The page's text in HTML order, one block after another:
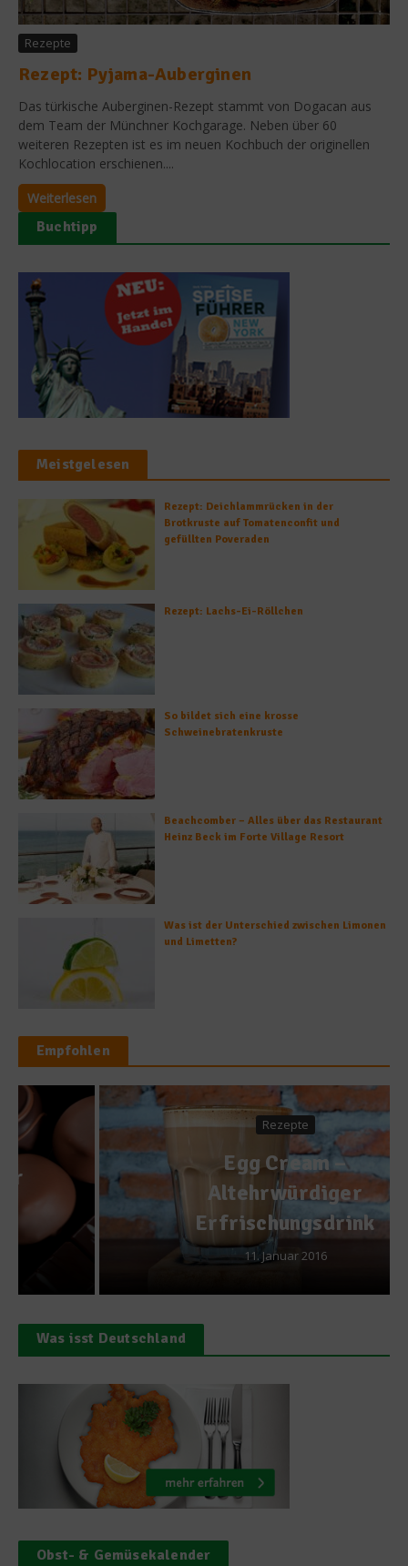
Rezepte
Rezept: Pyjama-Auberginen
Das türkische Auberginen-Rezept stammt von Dogacan aus
dem Team der Münchner Kochgarage. Neben über 60
weiteren Rezepten ist es im neuen Kochbuch der originellen
Kochlocation erschienen....
Weiterlesen
Buchtipp
Meistgelesen
Rezept: Deichlammrücken in der
Brotkruste auf Tomatenconfit und
gefüllten Poveraden
Rezept: Lachs-Ei-Röllchen
So bildet sich eine krosse
Schweinebratenkruste
Beachcomber – Alles über das Restaurant
Heinz Beck im Forte Village Resort
Was ist der Unterschied zwischen Limonen
und Limetten?
Empfohlen
Rezepte
Egg Cream –
Altehrwürdiger
Erfrischungsdrink
11. Januar 2016
Was isst Deutschland
Obst- & Gemüsekalender